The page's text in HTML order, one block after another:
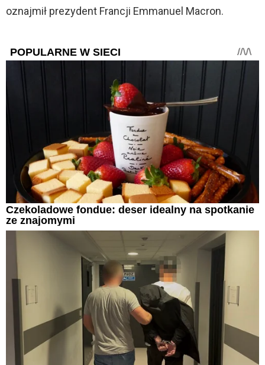
oznajmił prezydent Francji Emmanuel Macron.
POPULARNE W SIECI
Czekoladowe fondue: deser idealny na spotkanie
ze znajomymi